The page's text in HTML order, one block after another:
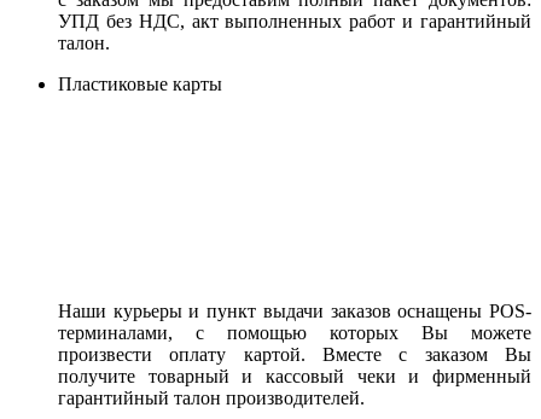
УПД без НДС, акт выполненных работ и гарантийный
талон.
Пластиковые карты
Наши курьеры и пункт выдачи заказов оснащены POS-
терминалами, с помощью которых Вы можете
произвести оплату картой. Вместе с заказом Вы
получите товарный и кассовый чеки и фирменный
гарантийный талон производителей.